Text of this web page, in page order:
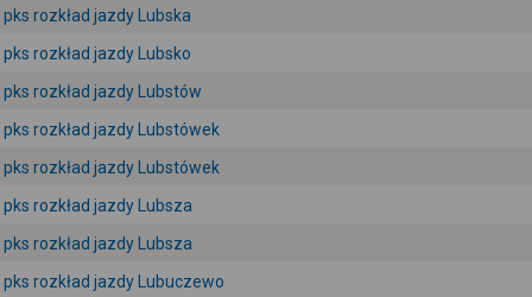
pks rozkład jazdy Lubska
pks rozkład jazdy Lubsko
pks rozkład jazdy Lubstów
pks rozkład jazdy Lubstówek
pks rozkład jazdy Lubstówek
pks rozkład jazdy Lubsza
pks rozkład jazdy Lubsza
pks rozkład jazdy Lubuczewo